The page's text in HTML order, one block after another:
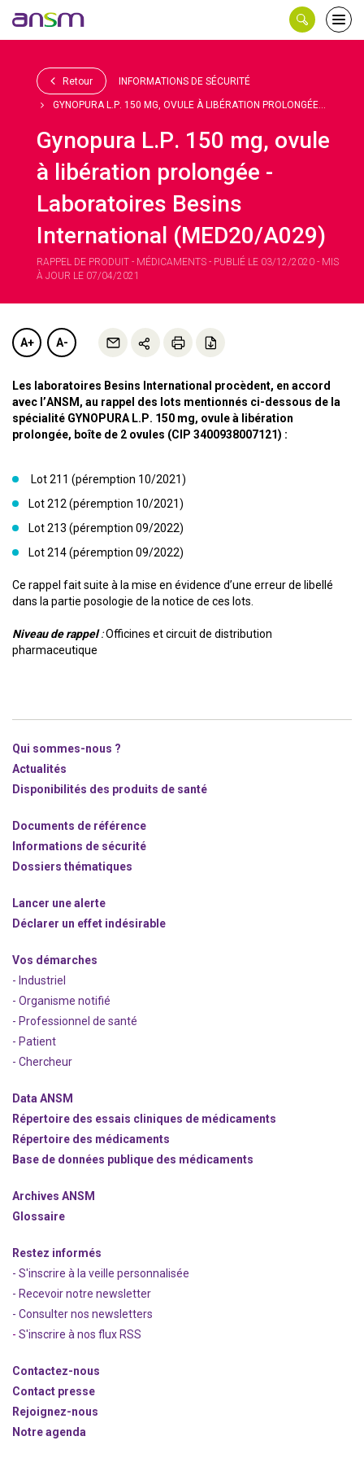
le
Retour INFORMATIONS DE SÉCURITÉ
GYNOPURA L.P. 150 MG, OVULE À LIBÉRATION PROLONGÉE...
Gynopura L.P. 150 mg, ovule
à libération prolongée -
Laboratoires Besins
International (MED20/A029)
RAPPEL DE PRODUIT - MÉDICAMENTS - PUBLIÉ LE 03/12/2020 - MIS
À JOUR LE 07/04/2021
A+ A-
Les laboratoires Besins International procèdent, en accord
avec l’ANSM, au rappel des lots mentionnés ci-dessous de la
spécialité GYNOPURA L.P. 150 mg, ovule à libération
prolongée, boîte de 2 ovules (CIP 3400938007121) :
Lot 211 (péremption 10/2021)
Lot 212 (péremption 10/2021)
Lot 213 (péremption 09/2022)
Lot 214 (péremption 09/2022)
Ce rappel fait suite à la mise en évidence d’une erreur de libellé
dans la partie posologie de la notice de ces lots.
Niveau de rappel:Officines et circuit de distribution
pharmaceutique
Qui sommes-nous ?
Actualités
Disponibilités des produits de santé
Documents de référence
Informations de sécurité
Dossiers thématiques
Lancer une alerte
Déclarer un effet indésirable
Vos démarches
- Industriel
- Organisme notifié
- Professionnel de santé
- Patient
- Chercheur
Data ANSM
Répertoire des essais cliniques de médicaments
Répertoire des médicaments
Base de données publique des médicaments
Archives ANSM
Glossaire
Restez informés
- S'inscrire à la veille personnalisée
- Recevoir notre newsletter
- Consulter nos newsletters
- S'inscrire à nos flux RSS
Contactez-nous
Contact presse
Rejoignez-nous
Notre agenda